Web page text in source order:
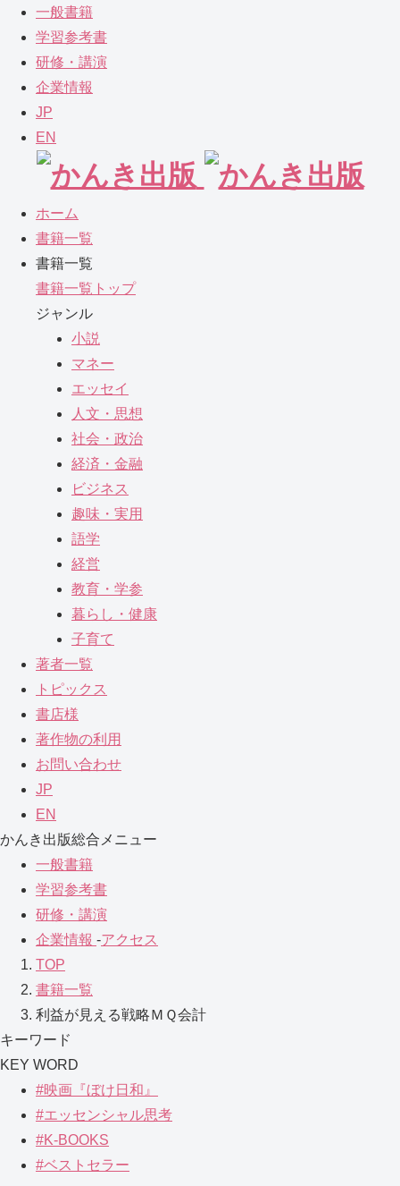
一般書籍
学習参考書
研修・講演
企業情報
JP
EN
ホーム
書籍一覧
書籍一覧
書籍一覧トップ
ジャンル
小説
マネー
エッセイ
人文・思想
社会・政治
経済・金融
ビジネス
趣味・実用
語学
経営
教育・学参
暮らし・健康
子育て
著者一覧
トピックス
書店様
著作物の利用
お問い合わせ
JP
EN
かんき出版総合メニュー
一般書籍
学習参考書
研修・講演
企業情報 -アクセス
TOP
書籍一覧
利益が見える戦略ＭＱ会計
キーワード
KEY WORD
#映画『ぼけ日和』
#エッセンシャル思考
#K-BOOKS
#ベストセラー